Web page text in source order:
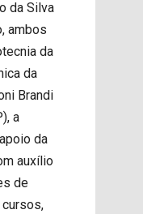
da Silva
ambos
da
da
Brandi
a
da
auxílio
de